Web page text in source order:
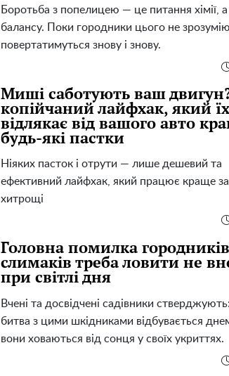
Боротьба з попелицею — це питання хімії,
балансу. Поки городники цього не
повертатимуться знову і знову.
Миші саботують ваш
копійчаний лайфхак, який їх
відлякає від вашого авто
будь-які пастки
Ніяких пасток і отрути — лише дешевий та
ефективний лайфхак, який працює краще за
хитрощі
Головна помилка
слимаків треба ловити не
при світлі дня
Вчені та досвідчені садівники
битва з цими шкідниками відбувається
вони ховаються від сонця у своїх укриттях.